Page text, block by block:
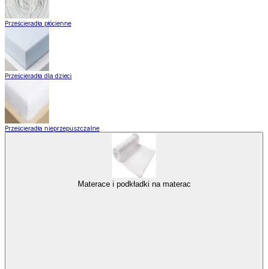
Prześcieradła płócienne
Prześcieradła dla dzieci
Prześcieradła nieprzepuszczalne
Materace i podkładki na materac